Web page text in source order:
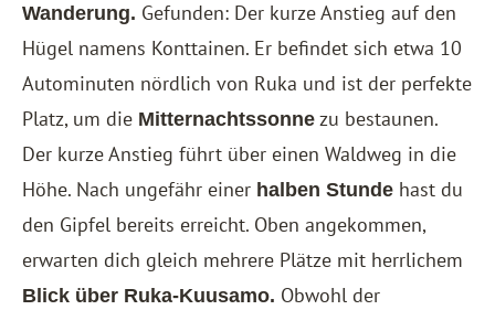
Wanderung. Gefunden: Der kurze Anstieg auf den
Hügel namens Konttainen. Er befindet sich etwa 10
Autominuten nördlich von Ruka und ist der perfekte
Platz, um die Mitternachtssonne zu bestaunen.
Der kurze Anstieg führt über einen Waldweg in die
Höhe. Nach ungefähr einer halben Stunde hast du
den Gipfel bereits erreicht. Oben angekommen,
erwarten dich gleich mehrere Plätze mit herrlichem
Blick über Ruka-Kuusamo. Obwohl der